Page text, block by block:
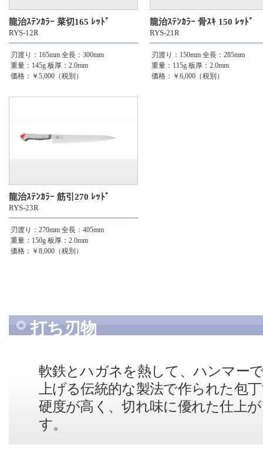
龍治ｽﾃﾝｶﾗｰ 菜切165 ﾚｯﾄﾞ
RYS-12R
刃渡り：165mm 全長：300mm
重量：145g 板厚：2.0mm
価格：￥5,000（税別）
龍治ｽﾃﾝｶﾗｰ 骨ｽｷ 150 ﾚｯﾄﾞ
RYS-21R
刃渡り：150mm 全長：285mm
重量：115g 板厚：2.0mm
価格：￥6,000（税別）
龍治ｽﾃﾝｶﾗｰ 筋引270 ﾚｯﾄﾞ
RYS-23R
刃渡り：270mm 全長：405mm
重量：150g 板厚：2.0mm
価格：￥8,000（税別）
打ち刃物
軟鉄とハガネを熱して、ハンマー
上げる伝統的な製法で作られた包
硬度が高く、切れ味に優れた仕上
す。